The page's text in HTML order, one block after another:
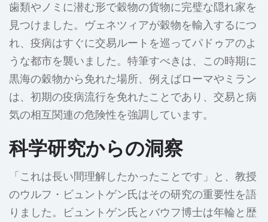
歯類やノミに潜む形で穀物の貨物に完璧な隠れ家を
見つけました。ヴェネツィアが穀物を輸入するにつ
れ、疫病はすぐに交易ルートを巡ってパドゥアのよ
うな都市を襲いました。特筆すべきは、この時期に
黒海の穀物から免れた場所、例えばローマやミラン
は、初期の疫病流行を免れたことであり、交易と病
気の相互関連の危険性を強調しています。
科学研究からの洞察
「これは長い間理解したかったことです」と、教授
のウルフ・ビュントゲン氏はその研究の重要性を語
りました。ビュントゲン氏とバウフ博士は年輪と歴